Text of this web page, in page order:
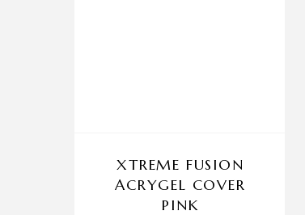
XTREME FUSION
ACRYGEL COVER
PINK